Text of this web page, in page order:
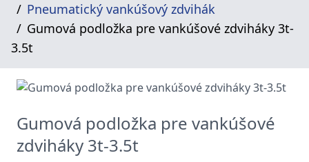
Pneumatický vankúšový zdvihák
Gumová podložka pre vankúšové zdviháky 3t-
3.5t
Gumová podložka pre vankúšové
zdviháky 3t-3.5t